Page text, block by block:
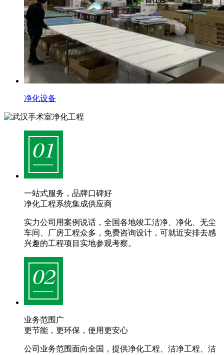
净化设备
一站式服务，品牌口碑好
净化工程系统集成供应商
实力公司用案例说话，全国各地竣工洁净、净化、无尘
车间、厂房工程众多，免费咨询设计，可就近安排去感
兴趣的工程项目实地参观考察。
业务范围广
更节能，更环保，使用更安心
公司业务范围面向全国，提供净化工程、洁净工程、洁